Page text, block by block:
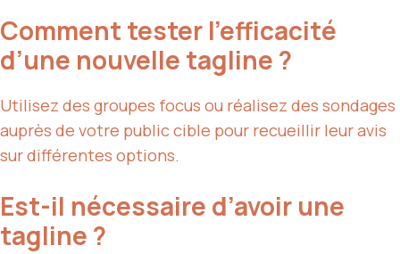
Comment tester l’efficacité
d’une nouvelle tagline ?
Utilisez des groupes focus ou réalisez des sondages
auprès de votre public cible pour recueillir leur avis
sur différentes options.
Est-il nécessaire d’avoir une
tagline ?